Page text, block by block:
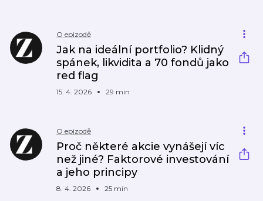
O epizodě
Jak na ideální portfolio? Klidný
spánek, likvidita a 70 fondů jako
red flag
15. 4. 2026 29 min
O epizodě
Proč některé akcie vynášejí víc
než jiné? Faktorové investování
a jeho principy
8. 4. 2026 25 min